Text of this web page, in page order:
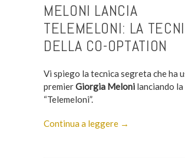
MELONI LANCIA
TELEMELONI: LA
DELLA CO-OPTATION
Vi spiego la tecnica segreta che ha
premierGiorgia Melonilanciando la
“Telemeloni”.
Continua a leggere →